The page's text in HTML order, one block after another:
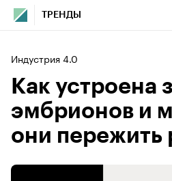
ТРЕНДЫ
Индустрия 4.0
Как устроена
эмбрионов и
они пережить